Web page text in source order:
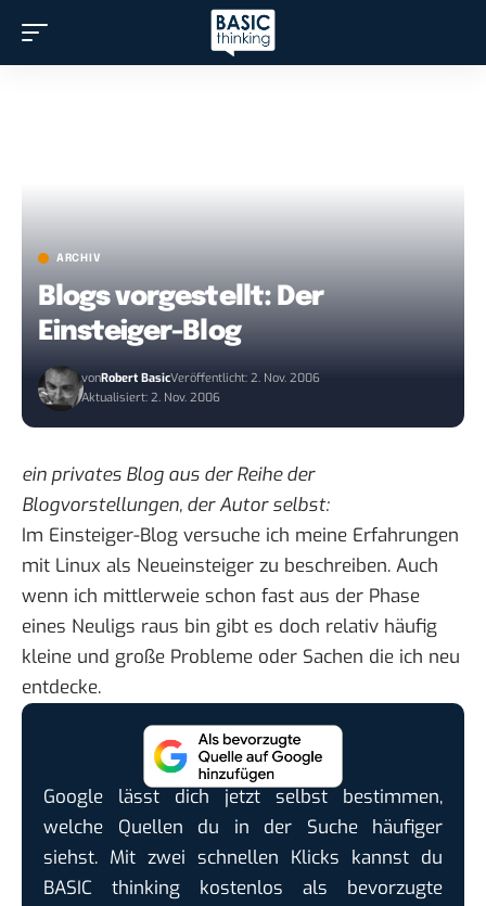
ARCHIV
Blogs vorgestellt: Der
Einsteiger-Blog
vonRobert BasicVeröffentlicht: 2. Nov. 2006
Aktualisiert: 2. Nov. 2006
ein privates Blog aus derReihe der
Blogvorstellungen, der Autor selbst:
Im Einsteiger-Blog versuche ich meine Erfahrungen
mit Linux als Neueinsteiger zu beschreiben. Auch
wenn ich mittlerweie schon fast aus der Phase
eines Neuligs raus bin gibt es doch relativ häufig
kleine und große Probleme oder Sachen die ich neu
entdecke.
Google lässt dich jetzt selbst bestimmen,
welche Quellen du in der Suche häufiger
siehst. Mit zwei schnellen Klicks kannst du
BASIC thinking kostenlos als bevorzugte